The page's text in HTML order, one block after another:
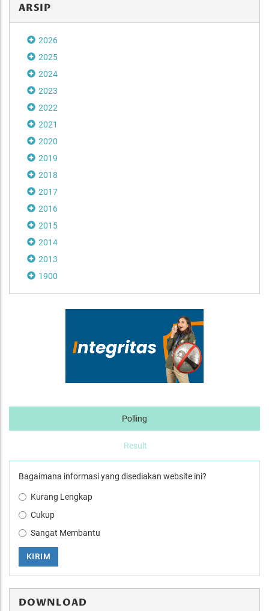
ARSIP
2026
2025
2024
2023
2022
2021
2020
2019
2018
2017
2016
2015
2014
2013
1900
Polling
Result
Bagaimana informasi yang disediakan website ini?
Kurang Lengkap
Cukup
Sangat Membantu
KIRIM
DOWNLOAD